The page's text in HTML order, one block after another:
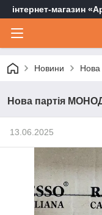
інтернет-магазин
Новини
Нова партія
13.06.2025